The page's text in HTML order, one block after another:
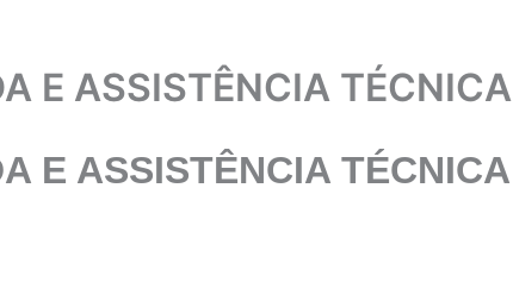
E ASSISTÊNCIA TÉCNICA
E ASSISTÊNCIA TÉCNICA